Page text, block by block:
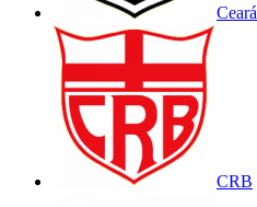
Ceará
CRB